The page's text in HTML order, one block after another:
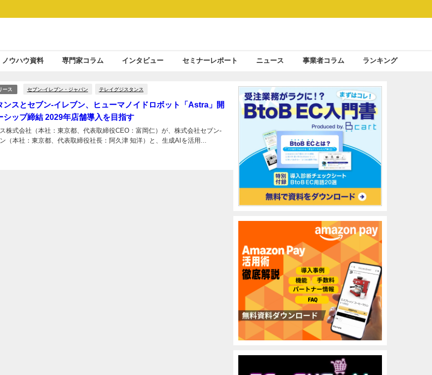
ノウハウ資料 専門家コラム インタビュー セミナーレポート ニュース 事業者コラム ランキング
ース セブン‐イレブン・ジャパン テレイグジスタンス
ンスとセブン-イレブン、ヒューマノイドロボット「Astra」開
シップ締結 2029年店舗導入を目指す
株式会社（本社：東京都、代表取締役CEO：富岡仁）が、株式会社セブン‐
（本社：東京都、代表取締役社長：阿久津 知洋）と、生成AIを活用...